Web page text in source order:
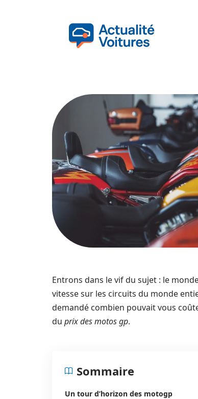
Entrons dans le vif du sujet : le
vitesse sur les circuits du monde
demandé combien pouvait vous
du prix des motos gp.
Sommaire
Un tour d’horizon des motogp